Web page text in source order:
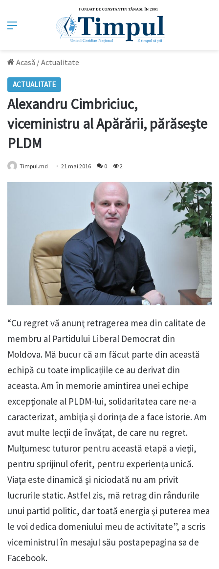
Meniu
Acasă /Actualitate
ACTUALITATE
Alexandru Cimbriciuc,
viceministru al Apărării, părăsește
PLDM
Timpul.md 21 mai 2016 0 2
“Cu regret vă anunţ retragerea mea din calitate de
membru al Partidului Liberal Democrat din
Moldova. Mă bucur că am făcut parte din această
echipă cu toate implicațiile ce au derivat din
aceasta. Am în memorie amintirea unei echipe
excepţionale al PLDM-lui, solidaritatea care ne-a
caracterizat, ambiţia şi dorinţa de a face istorie. Am
avut multe lecţii de învăţat, de care nu regret.
Mulțumesc tuturor pentru această etapă a vieții,
pentru sprijinul oferit, pentru experiența unică.
Viaţa este dinamică şi niciodată nu am privit
lucrurile static. Astfel zis, mă retrag din rândurile
unui partid politic, dar toată energia şi puterea mea
le voi dedica domeniului meu de activitate”, a scris
viceministrul în mesajul său postapepagina sa de
Facebook.